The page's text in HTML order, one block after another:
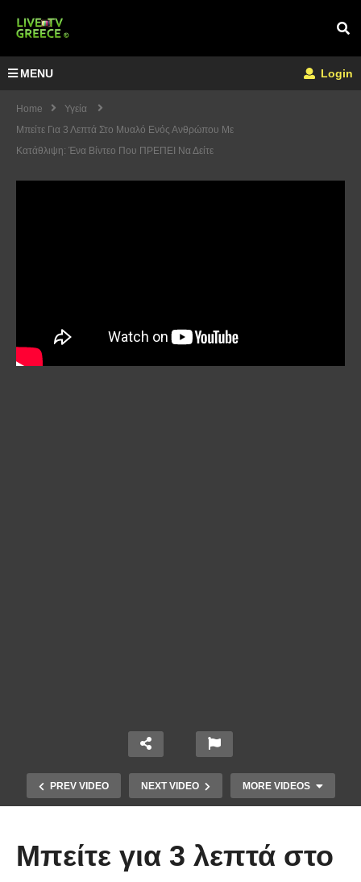
MENU Login
Home
Υγεία
Μπείτε Για 3 Λεπτά Στο Μυαλό Ενός Ανθρώπου Με
Κατάθλιψη: Ένα Βίντεο Που ΠΡΕΠΕΙ Να Δείτε
PREV VIDEO NEXT VIDEO MORE VIDEOS
Μπείτε για 3 λεπτά στο